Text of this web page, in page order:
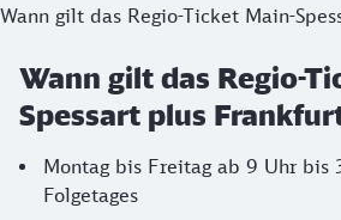
Wann gilt das Regio-Ticket Main-
Wann gilt das Regio-
Spessart plus
Montag bis Freitag ab 9 Uhr bis
Folgetages